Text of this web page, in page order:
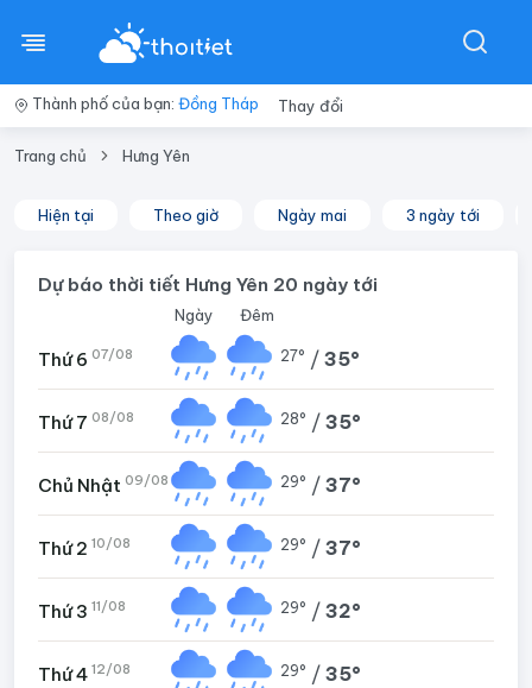
Thành phố của bạn: Đồng Tháp Thay đổi
Trang chủ Hưng Yên
Hiện tại Theo giờ Ngày mai 3 ngày tới
Dự báo thời tiết Hưng Yên 20 ngày tới
Ngày Đêm
Thứ 6 07/08 27° / 35°
Thứ 7 08/08 28° / 35°
Chủ Nhật 09/08 29° / 37°
Thứ 2 10/08 29° / 37°
Thứ 3 11/08 29° / 32°
Thứ 4 12/08 29° / 35°